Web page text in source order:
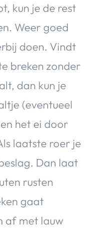
kun je de rest
Weer goed
doen. Vindt
breken zonder
dan kun je
(eventueel
het ei door
laatste roer je
Dan laat
rusten
gaat
af met lauw